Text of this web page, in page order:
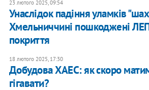
23 лютого 2025, 09:54
Унаслідок падіння уламків
Хмельниччині пошкоджені
покриття
18 лютого 2025, 17:30
Добудова ХАЕС: як скоро
гігавати?